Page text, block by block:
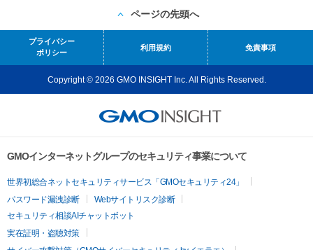
ページの先頭へ
プライバシー
ポリシー
利用規約 免責事項
Copyright © 2026 GMO INSIGHT Inc. All Rights Reserved.
GMOインターネットグループのセキュリティ事業について
世界初総合ネットセキュリティサービス「GMOセキュリティ24」
パスワード漏洩診断
Webサイトリスク診断
セキュリティ相談AIチャットボット
実在証明・盗聴対策